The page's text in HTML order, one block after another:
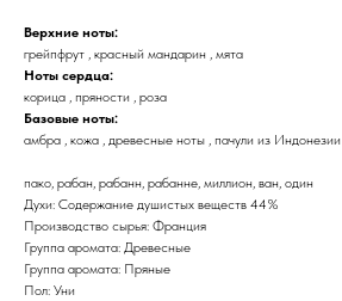
Верхние ноты:
грейпфрут , красный мандарин , мята
Ноты сердца:
корица , пряности , роза
Базовые ноты:
амбра , кожа , древесные ноты , пачули из Индонезии
пако, рабан, рабанн, рабанне, миллион, ван, один
Духи: Содержание душистых веществ 44%
Производство сырья: Франция
Группа аромата: Древесные
Группа аромата: Пряные
Пол: Уни